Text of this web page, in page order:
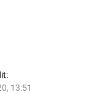
13:51